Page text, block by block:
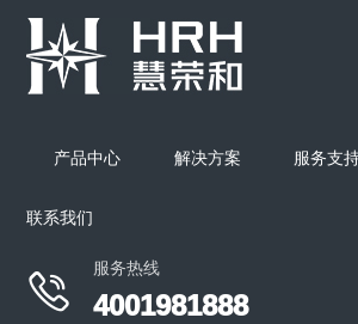
产品中心 解决方案 服务支
联系我们

服务热线
4001981888